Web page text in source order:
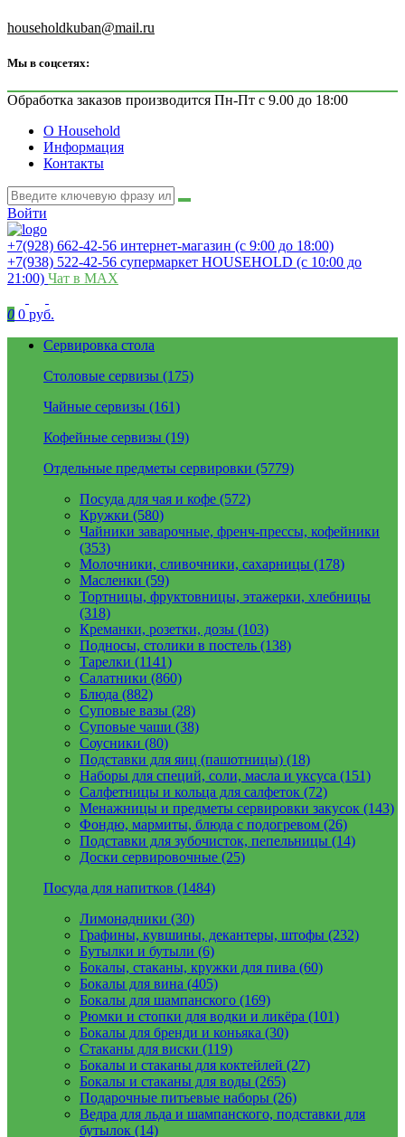
householdkuban@mail.ru
Мы в соцсетях:
Обработка заказов производится Пн-Пт с 9.00 до 18:00
О Household
Информация
Контакты
Войти
+7(928) 662-42-56 интернет-магазин (с 9:00 до 18:00)
+7(938) 522-42-56 супермаркет HOUSEHOLD (с 10:00 до
21:00) Чат в MAX
0 0 руб.
Сервировка стола
Столовые сервизы (175)
Чайные сервизы (161)
Кофейные сервизы (19)
Отдельные предметы сервировки (5779)
Посуда для чая и кофе (572)
Кружки (580)
Чайники заварочные, френч-прессы, кофейники
(353)
Молочники, сливочники, сахарницы (178)
Масленки (59)
Тортницы, фруктовницы, этажерки, хлебницы
(318)
Креманки, розетки, дозы (103)
Подносы, столики в постель (138)
Тарелки (1141)
Салатники (860)
Блюда (882)
Суповые вазы (28)
Суповые чаши (38)
Соусники (80)
Подставки для яиц (пашотницы) (18)
Наборы для специй, соли, масла и уксуса (151)
Салфетницы и кольца для салфеток (72)
Менажницы и предметы сервировки закусок (143)
Фондю, мармиты, блюда с подогревом (26)
Подставки для зубочисток, пепельницы (14)
Доски сервировочные (25)
Посуда для напитков (1484)
Лимонадники (30)
Графины, кувшины, декантеры, штофы (232)
Бутылки и бутыли (6)
Бокалы, стаканы, кружки для пива (60)
Бокалы для вина (405)
Бокалы для шампанского (169)
Рюмки и стопки для водки и ликёра (101)
Бокалы для бренди и коньяка (30)
Стаканы для виски (119)
Бокалы и стаканы для коктейлей (27)
Бокалы и стаканы для воды (265)
Подарочные питьевые наборы (26)
Ведра для льда и шампанского, подставки для
бутылок (14)